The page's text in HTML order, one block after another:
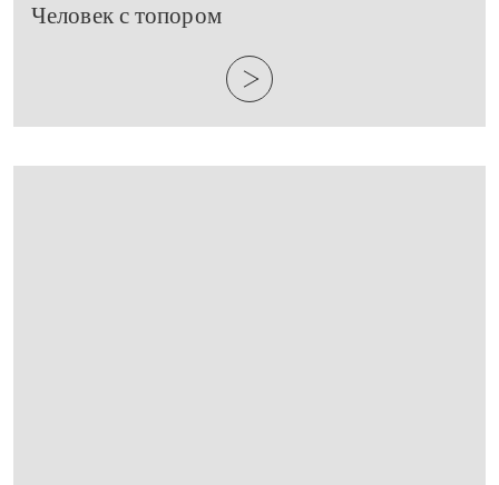
​Человек с топором